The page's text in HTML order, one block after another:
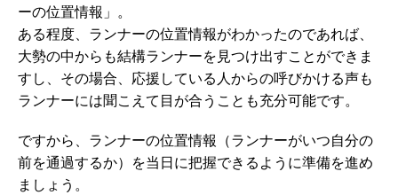
ーの位置情報」。
ある程度、ランナーの位置情報がわかったのであれば、
大勢の中からも結構ランナーを見つけ出すことができま
すし、その場合、応援している人からの呼びかける声も
ランナーには聞こえて目が合うことも充分可能です。
ですから、ランナーの位置情報（ランナーがいつ自分の
前を通過するか）を当日に把握できるように準備を進め
ましょう。